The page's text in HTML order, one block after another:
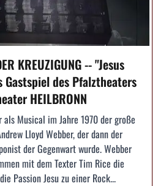
KREUZIGUNG -- "Jesus
des Pfalztheaters
HEILBRONN
als Musical im Jahre 1970 der große
Lloyd Webber, der dann der
der Gegenwart wurde. Webber
mit dem Texter Tim Rice die
Passion Jesu zu einer Rock...